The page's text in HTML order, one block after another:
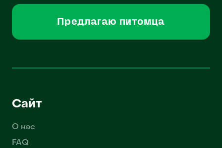
Предлагаю питомца
Сайт
О нас
FAQ